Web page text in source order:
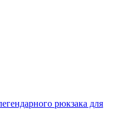
рюкзака для